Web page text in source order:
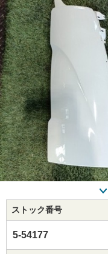
ストック番号
5-54177